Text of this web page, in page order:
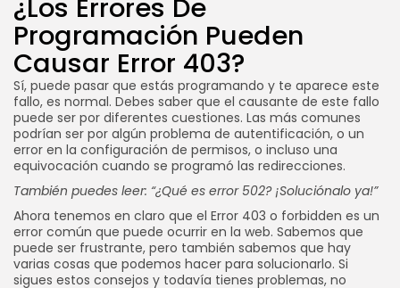
Soluciona el error 403
¿Los Errores De
Programación Pueden
Causar Error 403?
Sí, puede pasar que estás programando y te aparece este
fallo, es normal. Debes saber que el causante de este fallo
puede ser por diferentes cuestiones. Las más comunes
podrían ser por algún problema de autentificación, o un
error en la configuración de permisos, o incluso una
equivocación cuando se programó las redirecciones.
También puedes leer: “¿Qué es error 502? ¡Soluciónalo ya!”
Ahora tenemos en claro que el Error 403 o forbidden es un
error común que puede ocurrir en la web. Sabemos que
puede ser frustrante, pero también sabemos que hay
varias cosas que podemos hacer para solucionarlo. Si
sigues estos consejos y todavía tienes problemas, no